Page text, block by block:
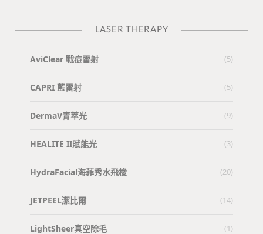
LASER THERAPY
AviClear 戰痘雷射 (5)
CAPRI 藍雷射 (5)
DermaV青萃光 (9)
HEALITE II賦能光 (3)
HydraFacial海菲秀水飛梭 (20)
JETPEEL潔比爾 (14)
LightSheer真空除毛 (1)